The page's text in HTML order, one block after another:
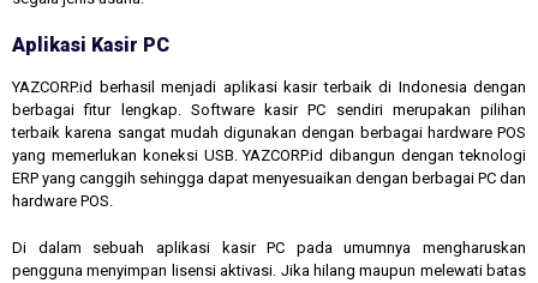
Aplikasi Kasir PC
YAZCORP.id berhasil menjadi aplikasi kasir terbaik di Indonesia dengan
berbagai fitur lengkap. Software kasir PC sendiri merupakan pilihan
terbaik karena sangat mudah digunakan dengan berbagai hardware POS
yang memerlukan koneksi USB. YAZCORP.id dibangun dengan teknologi
ERP yang canggih sehingga dapat menyesuaikan dengan berbagai PC dan
hardware POS.
Di dalam sebuah aplikasi kasir PC pada umumnya mengharuskan
pengguna menyimpan lisensi aktivasi. Jika hilang maupun melewati batas